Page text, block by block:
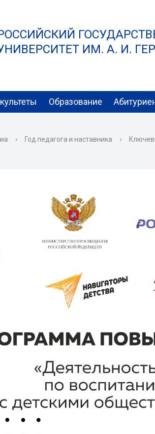
ИМ. А. И.
Образование
› Год педагога и наставника ›